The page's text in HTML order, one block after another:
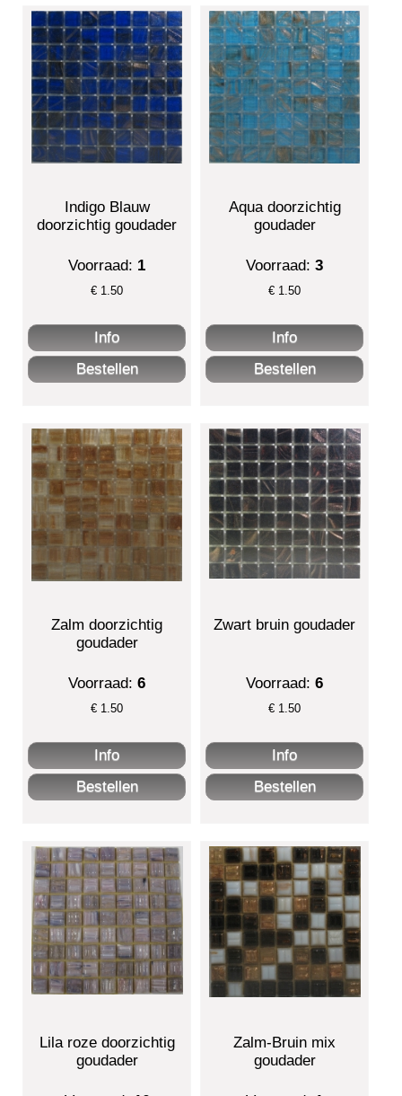
Indigo Blauw
doorzichtig goudader
Voorraad: 1
€ 1.50
Aqua doorzichtig
goudader
Voorraad:3
€ 1.50
Zalm doorzichtig
goudader
Voorraad:6
€ 1.50
Zwart bruin goudader
Voorraad:6
€ 1.50
Lila roze doorzichtig
goudader
Zalm-Bruin mix
goudader